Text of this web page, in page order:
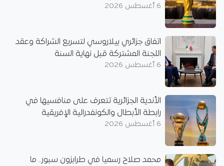
6 أغسطس 2026
اتفاق جزائري بيلاروسي لتسريع الشراكة وعقد
اللجنة المشتركة قبل نهاية السنة
6 أغسطس 2026
الأندية الجزائرية تتعرف على منافسيها في
رابطة الأبطال والكونفدرالية الإفريقية
6 أغسطس 2026
محمد صلاح رسميا في طرابزون سبور.. ما